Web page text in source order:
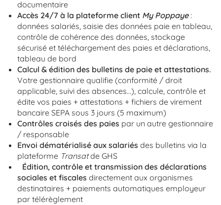
documentaire
Accès 24/7 à la plateforme client My Poppaye:
données salariés, saisie des données paie en tableau,
contrôle de cohérence des données, stockage
sécurisé et téléchargement des paies et déclarations,
tableau de bord
Calcul & édition des bulletins de paie et attestations.
Votre gestionnaire qualifie (conformité / droit
applicable, suivi des absences…), calcule, contrôle et
édite vos paies + attestations + fichiers de virement
bancaire SEPA sous 3 jours (5 maximum)
Contrôles croisés des paies par un autre gestionnaire
/ responsable
Envoi dématérialisé aux salariés des bulletins via la
plateforme Transatde GHS
Édition, contrôle et transmission des déclarations
sociales et fiscales directement aux organismes
destinataires + paiements automatiques employeur
par télérèglement